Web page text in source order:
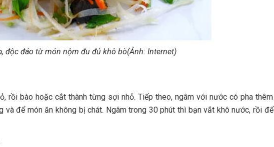
độc đáo từ món nộm đu đủ khô bò(Ảnh: Internet)
rồi bào hoặc cắt thành từng sợi nhỏ. Tiếp theo, ngâm với nước có pha thêm
để món ăn không bị chát. Ngâm trong 30 phút thì bạn vắt khô nước, rồi để